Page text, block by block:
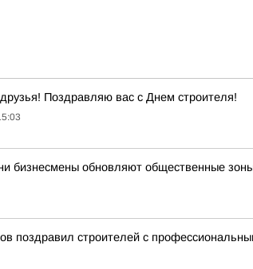
Поздравляю вас с Днем строителя!
бизнесмены обновляют общественные
поздравил строителей с